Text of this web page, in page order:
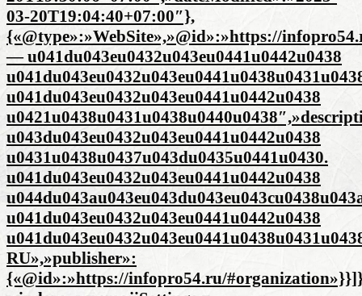
03-20T19:04:40+07:00″},
{«@type»:»WebSite»,»@id»:»https://
— u041du043eu0432u043eu0441u0442u0438
u041du043eu0432u043eu0441u0442u0438
u043du043eu0432u043eu0441u0442u0438
u0431u0438u0437u043du0435u0441u0430.
u041du043eu0432u043eu0441u0442u0438
u041du043eu0432u043eu0441u0442u0438
RU»,»publisher»:
{«@id»:»https://infopro54.ru/